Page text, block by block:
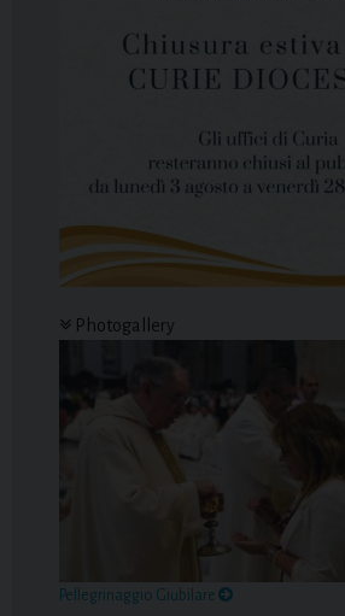
Photogallery
Pellegrinaggio Giubilare